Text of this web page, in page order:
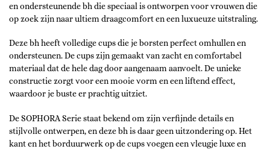
en ondersteunende bh die speciaal is ontworpen voor vrouwen die
op zoek zijn naar ultiem draagcomfort en een luxueuze uitstraling.
Deze bh heeft volledige cups die je borsten perfect omhullen en
ondersteunen. De cups zijn gemaakt van zacht en comfortabel
materiaal dat de hele dag door aangenaam aanvoelt. De unieke
constructie zorgt voor een mooie vorm en een liftend effect,
waardoor je buste er prachtig uitziet.
De SOPHORA Serie staat bekend om zijn verfijnde details en
stijlvolle ontwerpen, en deze bh is daar geen uitzondering op. Het
kant en het borduurwerk op de cups voegen een vleugje luxe en